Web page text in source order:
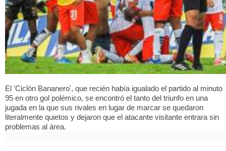
El 'Ciclón Bananero', que recién había igualado el partido al minuto
95 en otro gol polémico, se encontró el tanto del triunfo en una
jugada en la que sus rivales en lugar de marcar se quedaron
literalmente quietos y dejaron que el atacante visitante entrara sin
problemas al área.